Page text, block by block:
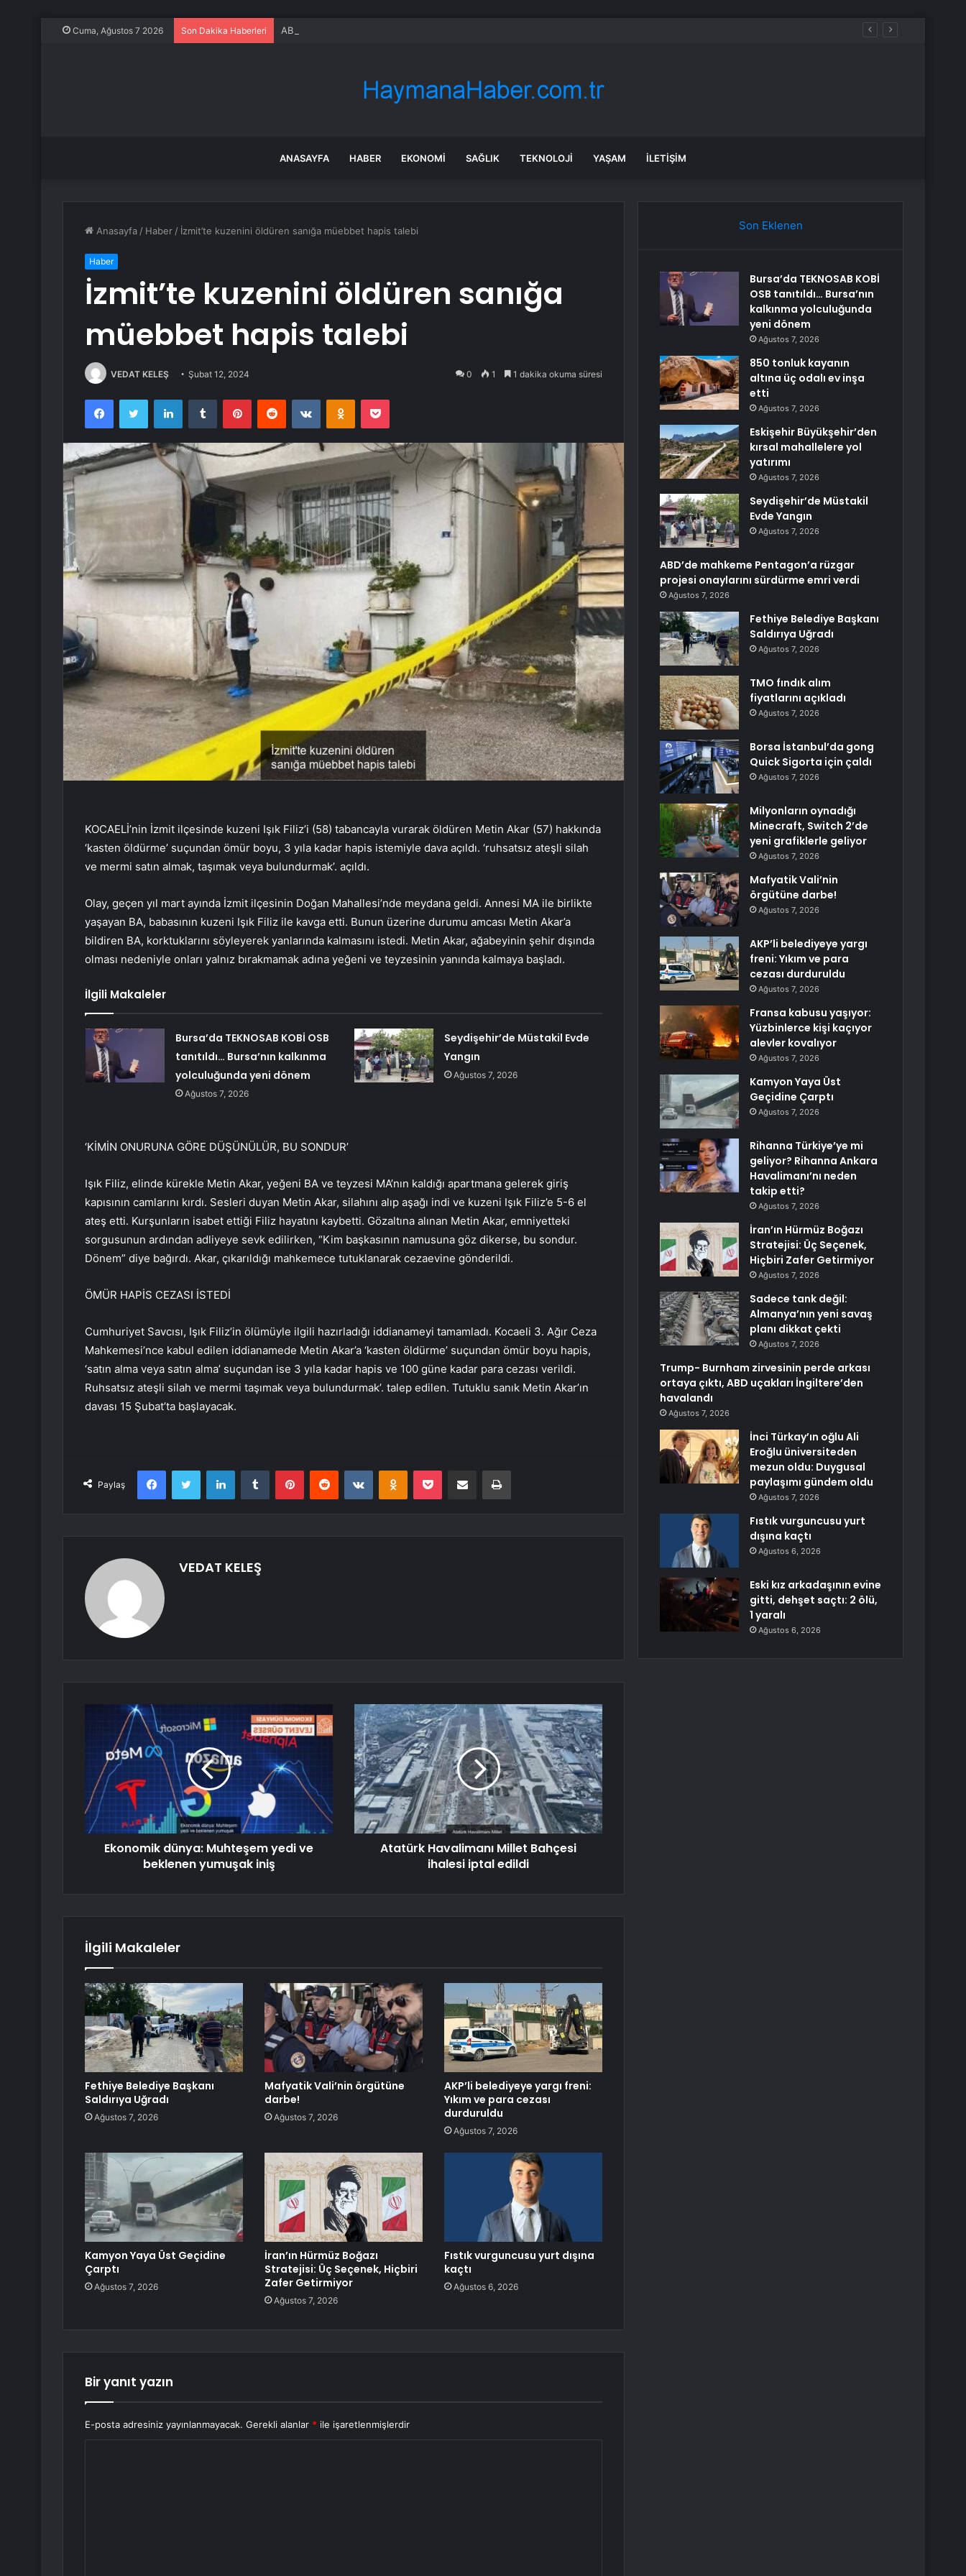
Cuma, Ağustos 7 2026 Son Dakika Haberleri ABD’de mahkeme Pentagon’a rüzgar projesi onaylarını sürdürme emri verdi
ANASAYFA HABER EKONOMI SAĞLIK TEKNOLOJI YAŞAM İLETIŞIM
Anasayfa / Haber / İzmit’te kuzenini öldüren sanığa müebbet hapis talebi
Haber
İzmit’te kuzenini öldüren sanığa
müebbet hapis talebi
VEDAT KELEŞ Şubat 12, 2024 0 1 1 dakika okuma süresi
FacebookTwitter LinkedInTumblr PinterestReddit VKontakteOdnoklassniki
Pocket
KOCAELİ’nin İzmit ilçesinde kuzeni Işık Filiz’i (58) tabancayla vurarak öldüren Metin Akar (57) hakkında
‘kasten öldürme’ suçundan ömür boyu, 3 yıla kadar hapis istemiyle dava açıldı. ‘ruhsatsız ateşli silah
ve mermi satın almak, taşımak veya bulundurmak’. açıldı.
Olay, geçen yıl mart ayında İzmit ilçesinin Doğan Mahallesi’nde meydana geldi. Annesi MA ile birlikte
yaşayan BA, babasının kuzeni Işık Filiz ile kavga etti. Bunun üzerine durumu amcası Metin Akar’a
bildiren BA, korktuklarını söyleyerek yanlarında kalmasını istedi. Metin Akar, ağabeyinin şehir dışında
olması nedeniyle onları yalnız bırakmamak adına yeğeni ve teyzesinin yanında kalmaya başladı.
İlgili Makaleler
Bursa’da TEKNOSAB KOBİ OSB
tanıtıldı… Bursa’nın kalkınma
yolculuğunda yeni dönem
Ağustos 7, 2026
Seydişehir’de Müstakil Evde
Yangın
Ağustos 7, 2026
‘KİMİN ONURUNA GÖRE DÜŞÜNÜLÜR, BU SONDUR’
Işık Filiz, elinde kürekle Metin Akar, yeğeni BA ve teyzesi MA’nın kaldığı apartmana gelerek giriş
kapısının camlarını kırdı. Sesleri duyan Metin Akar, silahını alıp aşağı indi ve kuzeni Işık Filiz’e 5-6 el
ateş etti. Kurşunların isabet ettiği Filiz hayatını kaybetti. Gözaltına alınan Metin Akar, emniyetteki
sorgusunun ardından adliyeye sevk edilirken, “Kim başkasının namusuna göz dikerse, bu sondur.
Dönem” diye bağırdı. Akar, çıkarıldığı mahkemece tutuklanarak cezaevine gönderildi.
ÖMÜR HAPİS CEZASI İSTEDİ
Cumhuriyet Savcısı, Işık Filiz’in ölümüyle ilgili hazırladığı iddianameyi tamamladı. Kocaeli 3. Ağır Ceza
Mahkemesi’nce kabul edilen iddianamede Metin Akar’a ‘kasten öldürme’ suçundan ömür boyu hapis,
‘satın alma veya satın alma’ suçundan ise 3 yıla kadar hapis ve 100 güne kadar para cezası verildi.
Ruhsatsız ateşli silah ve mermi taşımak veya bulundurmak’. talep edilen. Tutuklu sanık Metin Akar’ın
davası 15 Şubat’ta başlayacak.
Paylaş
FacebookTwitter LinkedInTumblr PinterestReddit VKontakteOdnoklassniki
Pocket E-Posta ile paylaş Yazdır
VEDAT KELEŞ
Ekonomik dünya: Muhteşem yedi ve
beklenen yumuşak iniş
Atatürk Havalimanı Millet Bahçesi
ihalesi iptal edildi
İlgili Makaleler
Fethiye Belediye Başkanı
Saldırıya Uğradı
Ağustos 7, 2026
Mafyatik Vali’nin örgütüne
darbe!
Ağustos 7, 2026
AKP’li belediyeye yargı freni:
Yıkım ve para cezası
durduruldu
Ağustos 7, 2026
Kamyon Yaya Üst Geçidine
Çarptı
Ağustos 7, 2026
İran’ın Hürmüz Boğazı
Stratejisi: Üç Seçenek, Hiçbiri
Zafer Getirmiyor
Ağustos 7, 2026
Fıstık vurguncusu yurt dışına
kaçtı
Ağustos 6, 2026
Bir yanıt yazın
E-posta adresiniz yayınlanmayacak. Gerekli alanlar * ile işaretlenmişlerdir
Son Eklenen
Bursa’da TEKNOSAB KOBİ
OSB tanıtıldı… Bursa’nın
kalkınma yolculuğunda
yeni dönem
Ağustos 7, 2026
850 tonluk kayanın
altına üç odalı ev inşa
etti
Ağustos 7, 2026
Eskişehir Büyükşehir’den
kırsal mahallelere yol
yatırımı
Ağustos 7, 2026
Seydişehir’de Müstakil
Evde Yangın
Ağustos 7, 2026
ABD’de mahkeme Pentagon’a rüzgar
projesi onaylarını sürdürme emri verdi
Ağustos 7, 2026
Fethiye Belediye Başkanı
Saldırıya Uğradı
Ağustos 7, 2026
TMO fındık alım
fiyatlarını açıkladı
Ağustos 7, 2026
Borsa İstanbul’da gong
Quick Sigorta için çaldı
Ağustos 7, 2026
Milyonların oynadığı
Minecraft, Switch 2’de
yeni grafiklerle geliyor
Ağustos 7, 2026
Mafyatik Vali’nin
örgütüne darbe!
Ağustos 7, 2026
AKP’li belediyeye yargı
freni: Yıkım ve para
cezası durduruldu
Ağustos 7, 2026
Fransa kabusu yaşıyor:
Yüzbinlerce kişi kaçıyor
alevler kovalıyor
Ağustos 7, 2026
Kamyon Yaya Üst
Geçidine Çarptı
Ağustos 7, 2026
Rihanna Türkiye’ye mi
geliyor? Rihanna Ankara
Havalimanı’nı neden
takip etti?
Ağustos 7, 2026
İran’ın Hürmüz Boğazı
Stratejisi: Üç Seçenek,
Hiçbiri Zafer Getirmiyor
Ağustos 7, 2026
Sadece tank değil:
Almanya’nın yeni savaş
planı dikkat çekti
Ağustos 7, 2026
Trump- Burnham zirvesinin perde arkası
ortaya çıktı, ABD uçakları İngiltere’den
havalandı
Ağustos 7, 2026
İnci Türkay’ın oğlu Ali
Eroğlu üniversiteden
mezun oldu: Duygusal
paylaşımı gündem oldu
Ağustos 7, 2026
Fıstık vurguncusu yurt
dışına kaçtı
Ağustos 6, 2026
Eski kız arkadaşının evine
gitti, dehşet saçtı: 2 ölü,
1 yaralı
Ağustos 6, 2026